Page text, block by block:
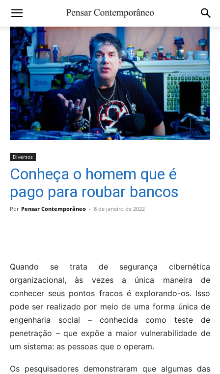
Diversos
Conheça o homem que é
pago para roubar bancos
Por Pensar Contemporâneo - 8 de janeiro de 2022
Quando se trata de segurança cibernética
organizacional, às vezes a única maneira de
conhecer seus pontos fracos é explorando-os. Isso
pode ser realizado por meio de uma forma única de
engenharia social – conhecida como teste de
penetração – que expõe a maior vulnerabilidade de
um sistema: as pessoas que o operam.
Os pesquisadores demonstraram que algumas das